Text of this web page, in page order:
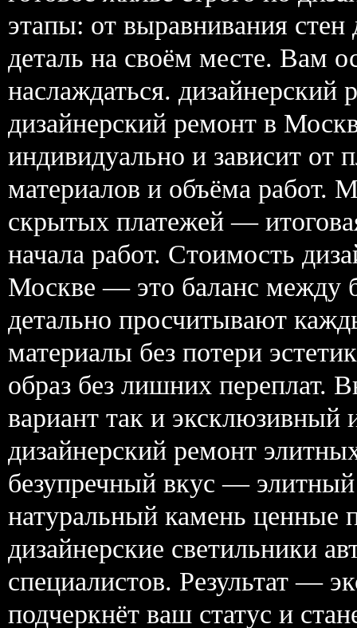
этапы: от выравнивания
деталь на своём месте. Вам
наслаждаться. дизайнерский
дизайнерский ремонт в
индивидуально и зависит от
материалов и объёма работ.
скрытых платежей —
начала работ. Стоимость
Москве — это баланс
детально просчитывают
материалы без потери
образ без лишних переплат.
вариант так и эксклюзивный
дизайнерский ремонт
безупречный вкус —
натуральный камень ценные
дизайнерские светильники
специалистов. Результат —
подчеркнёт ваш статус и